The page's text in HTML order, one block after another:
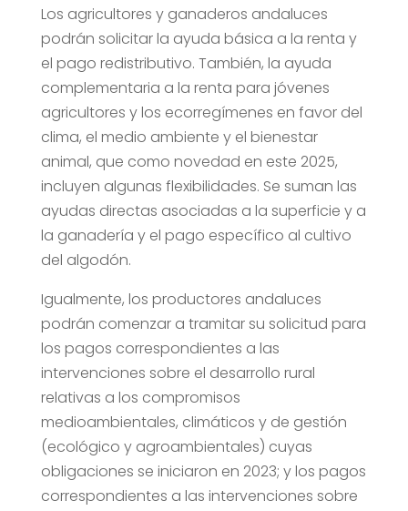
Los agricultores y ganaderos andaluces
podrán solicitar la ayuda básica a la renta y
el pago redistributivo. También, la ayuda
complementaria a la renta para jóvenes
agricultores y los ecorregímenes en favor del
clima, el medio ambiente y el bienestar
animal, que como novedad en este 2025,
incluyen algunas flexibilidades. Se suman las
ayudas directas asociadas a la superficie y a
la ganadería y el pago específico al cultivo
del algodón.
Igualmente, los productores andaluces
podrán comenzar a tramitar su solicitud para
los pagos correspondientes a las
intervenciones sobre el desarrollo rural
relativas a los compromisos
medioambientales, climáticos y de gestión
(ecológico y agroambientales) cuyas
obligaciones se iniciaron en 2023; y los pagos
correspondientes a las intervenciones sobre